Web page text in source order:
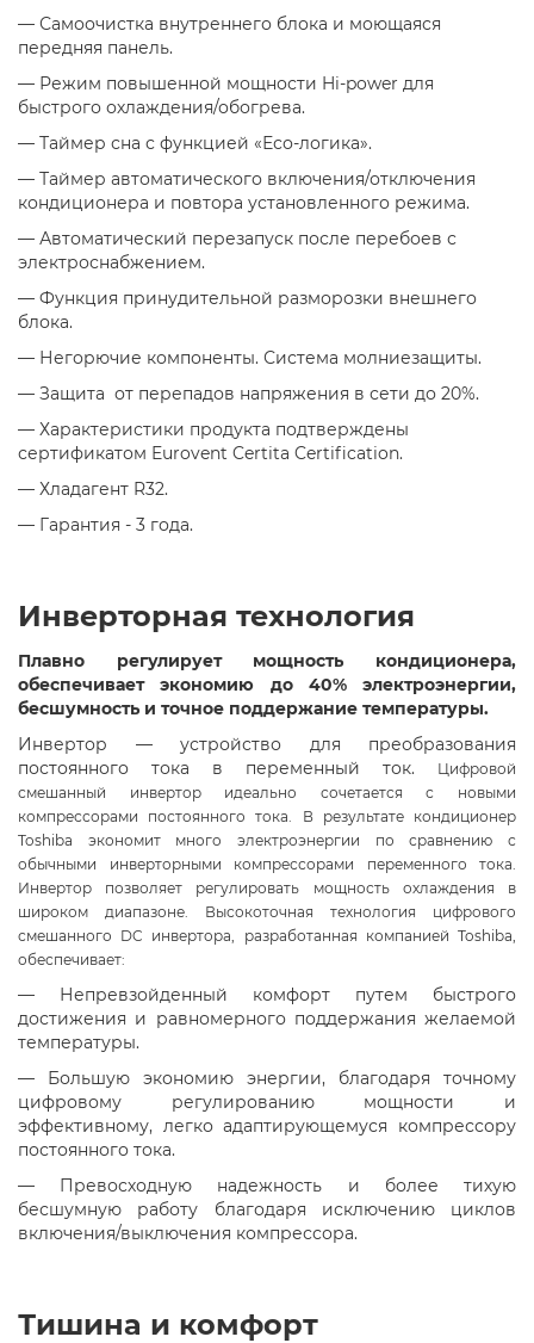
— Самоочистка внутреннего блока и моющаяся
передняя панель.
— Режим повышенной мощности Hi-power для
быстрого охлаждения/обогрева.
— Таймер сна с функцией «Есо-логика».
— Таймер автоматического включения/отключения
кондиционера и повтора установленного режима.
— Автоматический перезапуск после перебоев с
электроснабжением.
— Функция принудительной разморозки внешнего
блока.
— Негорючие компоненты. Система молниезащиты.
— Защита от перепадов напряжения в сети до 20%.
— Характеристики продукта подтверждены
сертификатом Eurovent Certita Certification.
— Хладагент R32.
— Гарантия - 3 года.
Инверторная технология
Плавно регулирует мощность кондиционера,
обеспечивает экономию до 40% электроэнергии,
бесшумность и точное поддержание температуры.
Инвертор — устройство для преобразования
постоянного тока в переменный ток.
Цифровой
смешанный инвертор идеально сочетается с новыми
компрессорами постоянного тока. В результате кондиционер
Toshiba экономит много электроэнергии по сравнению с
обычными инверторными компрессорами переменного тока.
Инвертор позволяет регулировать мощность охлаждения в
широком диапазоне. Высокоточная технология цифрового
смешанного DC инвертора, разработанная компанией Toshiba,
обеспечивает:
— Непревзойденный комфорт путем быстрого
достижения и равномерного поддержания желаемой
температуры.
— Большую экономию энергии, благодаря точному
цифровому регулированию мощности и
эффективному, легко адаптирующемуся компрессору
постоянного тока.
— Превосходную надежность и более тихую
бесшумную работу благодаря исключению циклов
включения/выключения компрессора.
Тишина и комфорт